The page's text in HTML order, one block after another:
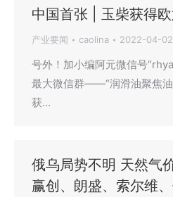
中国首张 | 玉柴获得
产业要闻 caolina 2022-04-02
号外！加小编阿元微信号
最大微信群——“润滑油聚焦
获…
俄乌局势不明 天然气
赢创、朗盛、索尔维